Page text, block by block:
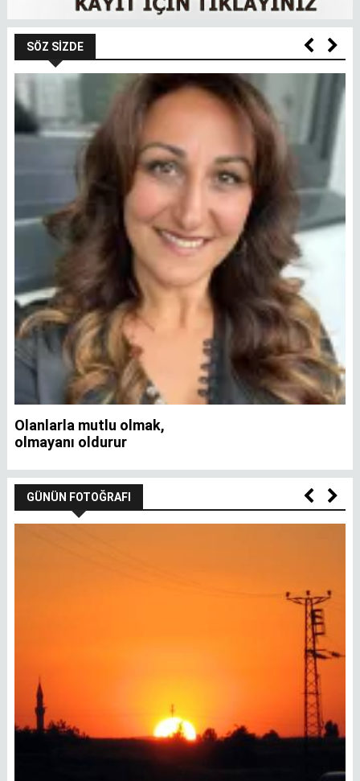
SÖZ SIZDE
Olanlarla mutlu olmak,
olmayanı oldurur
GÜNÜN FOTOĞRAFI